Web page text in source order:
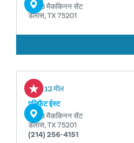
2823 मैककिनन सेंट
डलास, TX 75201
0.12 मील
एलिफेंट ईस्ट
2823 मैककिनन सेंट
डलास, TX 75201
(214) 256-4151